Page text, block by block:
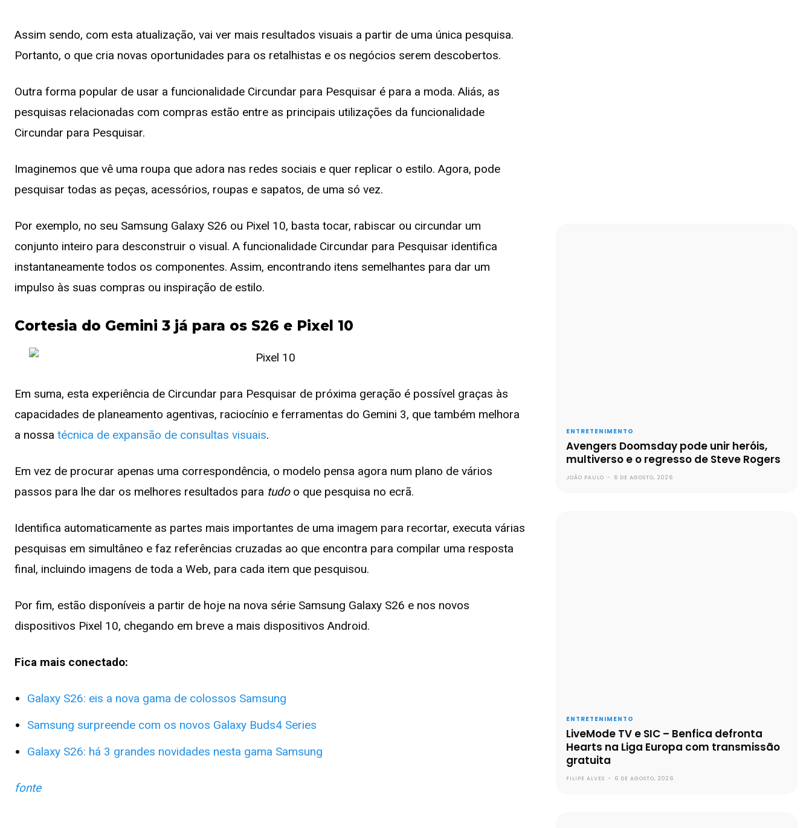
Assim sendo, com esta atualização, vai ver mais resultados visuais a partir de uma única pesquisa.
Portanto, o que cria novas oportunidades para os retalhistas e os negócios serem descobertos.
Outra forma popular de usar a funcionalidade Circundar para Pesquisar é para a moda. Aliás, as
pesquisas relacionadas com compras estão entre as principais utilizações da funcionalidade
Circundar para Pesquisar.
Imaginemos que vê uma roupa que adora nas redes sociais e quer replicar o estilo. Agora, pode
pesquisar todas as peças, acessórios, roupas e sapatos, de uma só vez.
Por exemplo, no seu Samsung Galaxy S26 ou Pixel 10, basta tocar, rabiscar ou circundar um
conjunto inteiro para desconstruir o visual. A funcionalidade Circundar para Pesquisar identifica
instantaneamente todos os componentes. Assim, encontrando itens semelhantes para dar um
impulso às suas compras ou inspiração de estilo.
Cortesia do Gemini 3 já para os S26 e Pixel 10
Em suma, esta experiência de Circundar para Pesquisar de próxima geração é possível graças às
capacidades de planeamento agentivas, raciocínio e ferramentas do Gemini 3, que também melhora
a nossa técnica de expansão de consultas visuais.
Em vez de procurar apenas uma correspondência, o modelo pensa agora num plano de vários
passos para lhe dar os melhores resultados para tudoo que pesquisa no ecrã.
Identifica automaticamente as partes mais importantes de uma imagem para recortar, executa várias
pesquisas em simultâneo e faz referências cruzadas ao que encontra para compilar uma resposta
final, incluindo imagens de toda a Web, para cada item que pesquisou.
Por fim, estão disponíveis a partir de hoje na nova série Samsung Galaxy S26 e nos novos
dispositivos Pixel 10, chegando em breve a mais dispositivos Android.
Fica mais conectado:
Galaxy S26: eis a nova gama de colossos Samsung
Samsung surpreende com os novos Galaxy Buds4 Series
Galaxy S26: há 3 grandes novidades nesta gama Samsung
fonte
ENTRETENIMENTO
Avengers Doomsday pode unir heróis,
multiverso e o regresso de Steve Rogers
JOÃO PAULO - 6 DE AGOSTO, 2026
ENTRETENIMENTO
LiveMode TV e SIC – Benfica defronta
Hearts na Liga Europa com transmissão
gratuita
FILIPE ALVES - 6 DE AGOSTO, 2026